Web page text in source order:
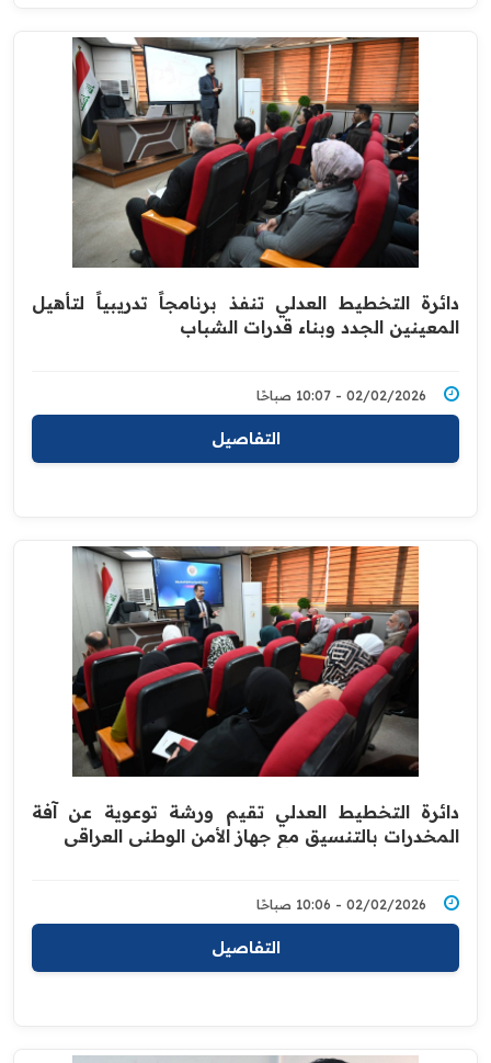
دائرة التخطيط العدلي تنفذ برنامجاً تدريبياً لتأهيل
المعينين الجدد وبناء قدرات الشباب
02/02/2026 - 10:07 صباحًا
التفاصيل
دائرة التخطيط العدلي تقيم ورشة توعوية عن آفة
المخدرات بالتنسيق مع جهاز الأمن الوطني العراقي
02/02/2026 - 10:06 صباحًا
التفاصيل